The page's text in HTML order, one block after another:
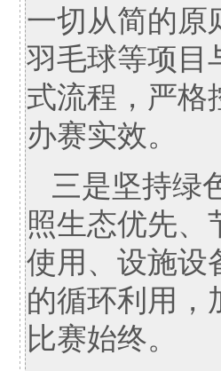
一切从简的原
羽毛球等项目
式流程，严格
办赛实效。
三是坚持绿
照生态优先、
使用、设施设
的循环利用，
比赛始终。